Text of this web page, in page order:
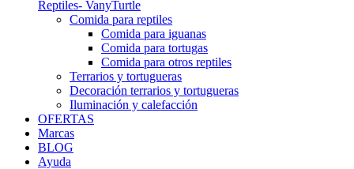
Reptiles- VanyTurtle
Comida para reptiles
Comida para iguanas
Comida para tortugas
Comida para otros reptiles
Terrarios y tortugueras
Decoración terrarios y tortugueras
Iluminación y calefacción
OFERTAS
Marcas
BLOG
Ayuda